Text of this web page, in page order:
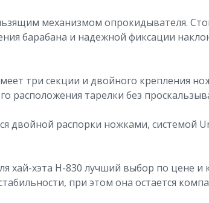
механизмом опрокидывателя.
барабана и надежной фиксации
три секции и двойного крепления
тарелки без
двойной распорки ножками, системой
хай-хэта Н-830 лучший выбор по цене
при этом она остается